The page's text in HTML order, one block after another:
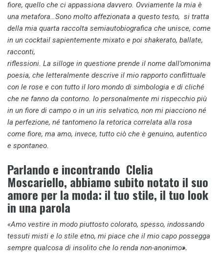
fiore, quello che ci appassiona davvero. Ovviamente la mia è
una metafora…Sono molto affezionata a questo testo, si tratta
della mia quarta raccolta semiautobiografica che unisce, come
in un cocktail sapientemente mixato e poi shakerato, ballate,
racconti,
riflessioni. La silloge in questione prende il nome dall’omonima
poesia, che letteralmente descrive il mio rapporto conflittuale
con le rose e con tutto il loro mondo di simbologia e di cliché
che ne fanno da contorno. Io personalmente mi rispecchio più
in un fiore di campo o in un iris selvatico, non mi piacciono né
la perfezione, né tantomeno la retorica correlata alla rosa
come fiore, ma amo, invece, tutto ciò che è genuino, autentico
e spontaneo.
Parlando e incontrando Clelia
Moscariello, abbiamo subito notato il suo
amore per la moda: il tuo stile, il tuo look
in una parola
«Amo vestire in modo piuttosto colorato, spesso, indossando
tessuti misti e lo stile etno, mi piace che il mio capo possegga
sempre qualcosa di insolito che lo renda non-anonimo».